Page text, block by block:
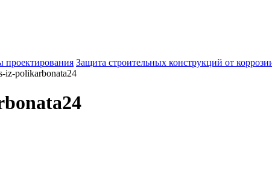
Защита строительных конструкций от
iz-polikarbonata24